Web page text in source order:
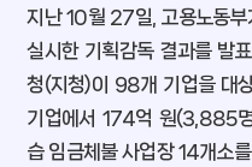
지난 10월 27일, 고용노동부
실시한 기획감독 결과를 발
청(지청)이 98개 기업을 대
기업에서 174억 원(3,885
습 임금체불 사업장 14개소